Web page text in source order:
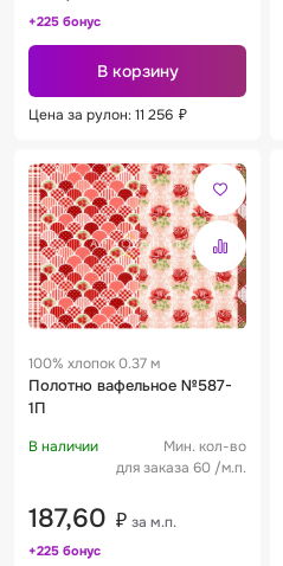
+225 бонус
В корзину
Цена за рулон: 11 256 ₽
100% хлопок 0.37 м
Полотно вафельное №587-
1П
В наличии
Мин. кол-во
для заказа 60 /м.п.
187,60 ₽ за м.п.
+225 бонус